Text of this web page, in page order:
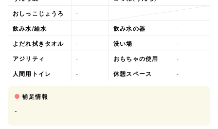
おしっこじょうろ -
飲み水/給水 - 飲み水の器 -
よだれ拭きタオル - 洗い場 -
アジリティ - おもちゃの使用 -
人間用トイレ - 休憩スペース -
補足情報
-